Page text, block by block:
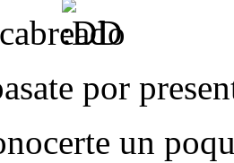
por
un